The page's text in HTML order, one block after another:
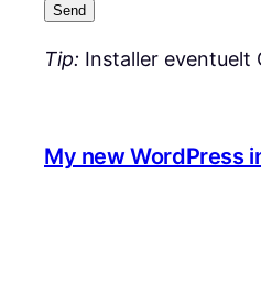
Send
Tip: Installer eventuelt
My new WordPress